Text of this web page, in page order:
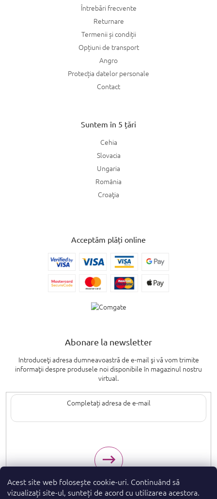
Acest site web folosește cookie-uri. Continuând să
vizualizați site-ul, sunteți de acord cu utilizarea acestora.
Întrebări frecvente
Returnare
Termenii și condiții
Opțiuni de transport
Angro
Protecția datelor personale
Contact
Suntem în 5 țări
Cehia
Slovacia
Ungaria
România
Croaţia
Acceptăm plăți online
Abonare la newsletter
Introduceţi adresa dumneavoastră de e-mail şi vă vom trimite
informaţii despre produsele noi disponibile în magazinul nostru
virtual.